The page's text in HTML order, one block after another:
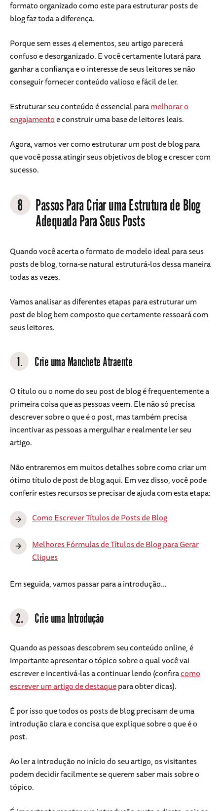
formato organizado como este para estruturar posts de
blog faz toda a diferença.
Porque sem esses 4 elementos, seu artigo parecerá
confuso e desorganizado. E você certamente lutará para
ganhar a confiança e o interesse de seus leitores se não
conseguir fornecer conteúdo valioso e fácil de ler.
Estruturar seu conteúdo é essencial paramelhorar o
engajamentoe construir uma base de leitores leais.
Agora, vamos ver como estruturar um post de blog para
que você possa atingir seus objetivos de blog e crescer com
sucesso.
8
Passos Para Criar uma Estrutura de Blog
Adequada Para Seus Posts
Quando você acerta o formato de modelo ideal para seus
posts de blog, torna-se natural estruturá-los dessa maneira
todas as vezes.
Vamos analisar as diferentes etapas para estruturar um
post de blog bem composto que certamente ressoará com
seus leitores.
1. Crie uma Manchete Atraente
O título ou o nome do seu post de blog é frequentemente a
primeira coisa que as pessoas veem. Ele não só precisa
descrever sobre o que é o post, mas também precisa
incentivar as pessoas a mergulhar e realmente ler seu
artigo.
Não entraremos em muitos detalhes sobre como criar um
ótimo título de post de blog aqui. Em vez disso, você pode
conferir estes recursos se precisar de ajuda com esta etapa:
Como Escrever Títulos de Posts de Blog
Melhores Fórmulas de Títulos de Blog para Gerar
Cliques
Em seguida, vamos passar para a introdução…
2. Crie uma Introdução
Quando as pessoas descobrem seu conteúdo online, é
importante apresentar o tópico sobre o qual você vai
escrever e incentivá-las a continuar lendo (confiracomo
escrever um artigo de destaquepara obter dicas).
É por isso que todos os posts de blog precisam de uma
introdução clara e concisa que explique sobre o que é o
post.
Ao ler a introdução no início do seu artigo, os visitantes
podem decidir facilmente se querem saber mais sobre o
tópico.